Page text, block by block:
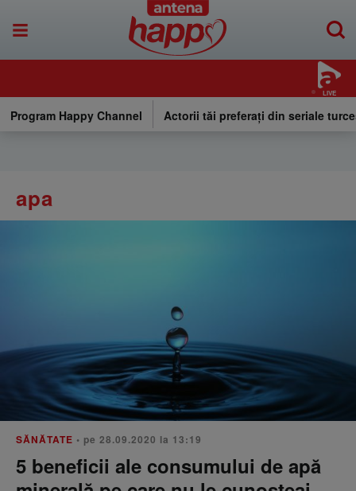
LIVE
Program Happy Channel Actorii tăi preferați din seriale
apa
SĂNĂTATE • pe 28.09.2020 la 13:19
5 beneficii ale consumului de apă